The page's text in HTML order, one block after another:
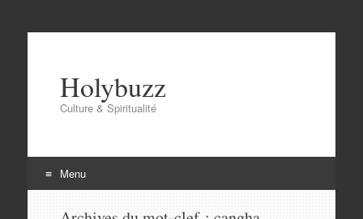
Holybuzz
Culture & Spiritualité
Menu